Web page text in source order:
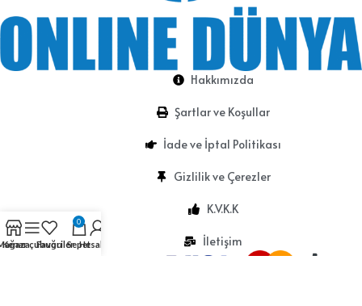
Hakkımızda
Şartlar ve Koşullar
İade ve İptal Politikası
Gizlilik ve Çerezler
K.V.K.K
İletişim
Kenar çubuğu
Favoriler
0
SepetHesabım